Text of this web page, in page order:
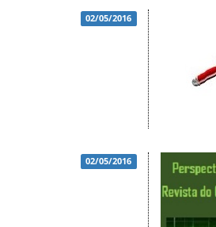
02/05/2016
02/05/2016